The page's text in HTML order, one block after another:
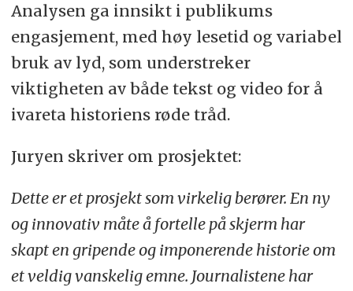
Analysen ga innsikt i publikums
engasjement, med høy lesetid og variabel
bruk av lyd, som understreker
viktigheten av både tekst og video for å
ivareta historiens røde tråd.
Juryen skriver om prosjektet:
Dette er et prosjekt som virkelig berører. En ny
og innovativ måte å fortelle på skjerm har
skapt en gripende og imponerende historie om
et veldig vanskelig emne. Journalistene har